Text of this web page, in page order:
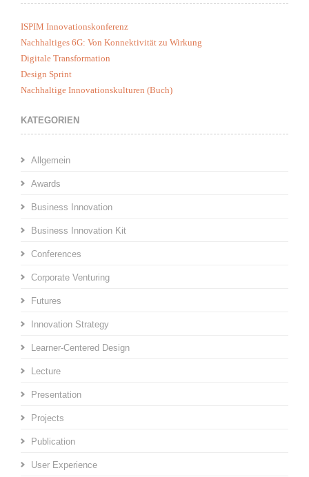
ISPIM Innovationskonferenz
Nachhaltiges 6G: Von Konnektivität zu Wirkung
Digitale Transformation
Design Sprint
Nachhaltige Innovationskulturen (Buch)
KATEGORIEN
Allgemein
Awards
Business Innovation
Business Innovation Kit
Conferences
Corporate Venturing
Futures
Innovation Strategy
Learner-Centered Design
Lecture
Presentation
Projects
Publication
User Experience